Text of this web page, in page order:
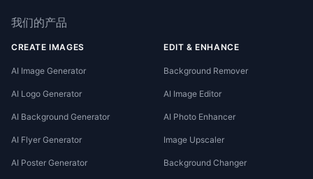
我们的产品
CREATE IMAGES
AI Image Generator
AI Logo Generator
AI Background Generator
AI Flyer Generator
AI Poster Generator
EDIT & ENHANCE
Background Remover
AI Image Editor
AI Photo Enhancer
Image Upscaler
Background Changer